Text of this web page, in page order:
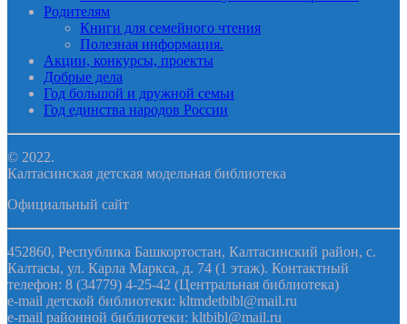
Родителям
Книги для семейного чтения
Полезная информация.
Акции, конкурсы, проекты
Добрые дела
Год большой и дружной семьи
Год единства народов России
© 2022.
Калтасинская детская модельная библиотека
Официальный сайт
452860, Республика Башкортостан, Калтасинский район, с.
Калтасы, ул. Карла Маркса, д. 74 (1 этаж). Контактный
телефон: 8 (34779) 4-25-42 (Центральная библиотека)
e-mail детской библиотеки: kltmdetbibl@mail.ru
e-mail районной библиотеки: kltbibl@mail.ru